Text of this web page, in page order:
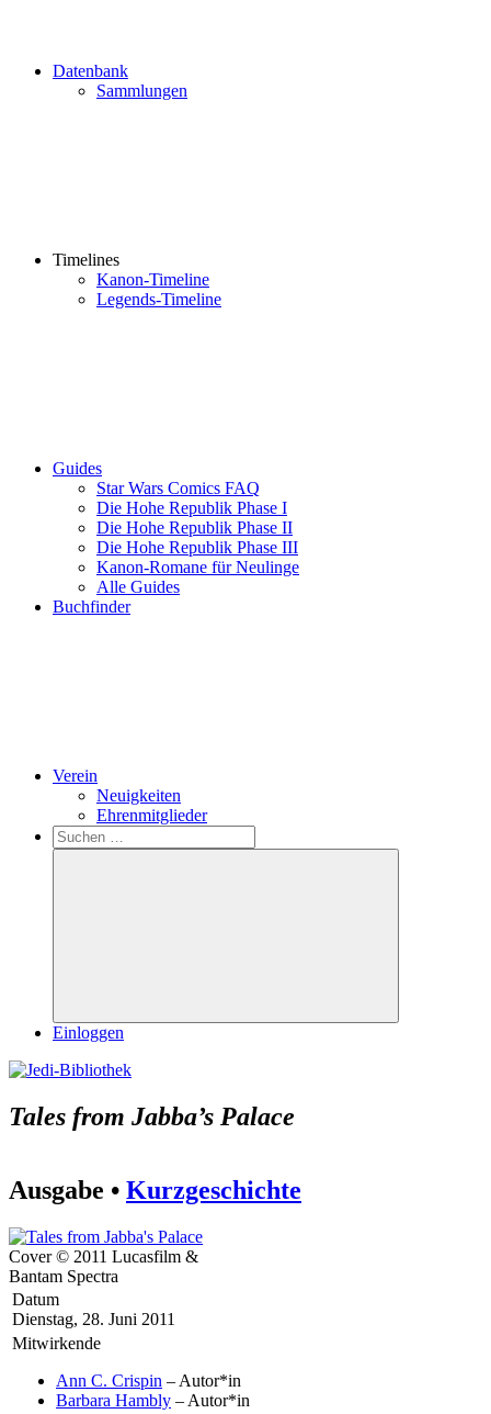
Datenbank
Sammlungen
Timelines
Kanon-Timeline
Legends-Timeline
Guides
Star Wars Comics FAQ
Die Hohe Republik Phase I
Die Hohe Republik Phase II
Die Hohe Republik Phase III
Kanon-Romane für Neulinge
Alle Guides
Buchfinder
Verein
Neuigkeiten
Ehrenmitglieder
Search
Suchen
nach:
Suchen
Einloggen
Tales from Jabba’s Palace
Ausgabe • Kurzgeschichte
Cover © 2011 Lucasfilm &
Bantam Spectra
Datum
Dienstag, 28. Juni 2011
Mitwirkende
Ann C. Crispin – Autor*in
Barbara Hambly – Autor*in